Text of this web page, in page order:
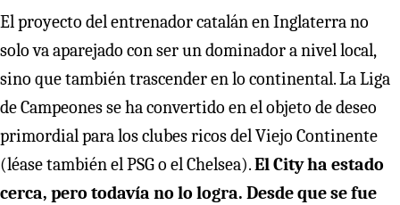
El proyecto del entrenador catalán en Inglaterra no
solo va aparejado con ser un dominador a nivel local,
sino que también trascender en lo continental. La Liga
de Campeones se ha convertido en el objeto de deseo
primordial para los clubes ricos del Viejo Continente
(léase también el PSG o el Chelsea).El City ha estado
cerca, pero todavía no lo logra. Desde que se fue